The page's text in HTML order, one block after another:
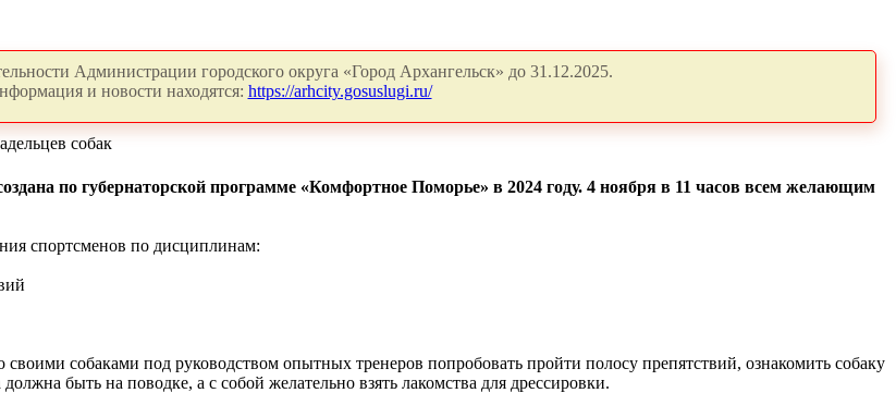
Администрации городского округа «Город Архангельск» до 31.12.2025.
и новости находятся: https://arhcity.gosuslugi.ru/
собак
по губернаторской программе «Комфортное Поморье» в 2024 году. 4 ноября в 11 часов всем желающим
спортсменов по дисциплинам:
собаками под руководством опытных тренеров попробовать пройти полосу препятствий, ознакомить собаку
быть на поводке, а с собой желательно взять лакомства для дрессировки.